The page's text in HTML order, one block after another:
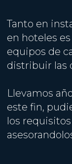
Tanto en
en hoteles
equipos de
distribuir las
Llevamos
este fin,
los